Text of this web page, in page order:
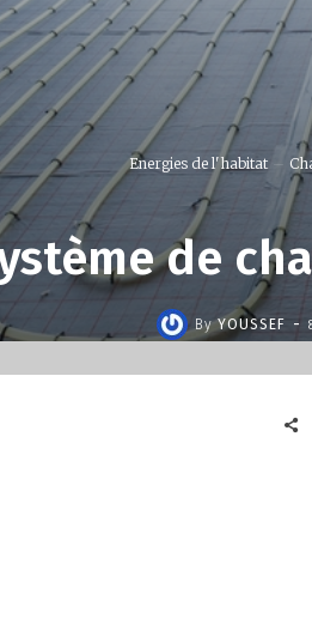
Energies de l'habitat
de
By YOUSSEF -